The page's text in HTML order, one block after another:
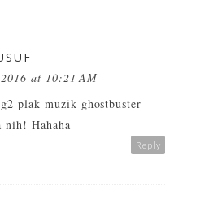
at 10:21 AM
plak muzik ghostbuster
nih! Hahaha
Reply